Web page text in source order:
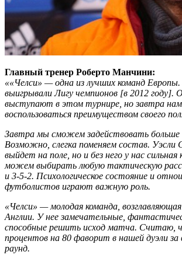
Главный тренер Роберто Манчини:
««Челси» — одна из лучших команд
выигрывали Лигу чемпионов [в 2012 году].
выступают в этом турнире, но завтра
воспользоваться преимуществом своего
Завтра мы сможем задействовать больше
Возможно, слегка поменяем состав. Уэсли
выйдет на поле, но и без него у нас
можем выбирать любую тактическую
и 3-5-2. Психологическое состояние и
футболистов играют важную роль.
«Челси» — молодая команда,
Англии. У нее замечательные,
способные решить исход матча. Считаю,
процентов на 80 фаворит в нашей дуэли
раунд.